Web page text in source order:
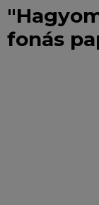
fonás